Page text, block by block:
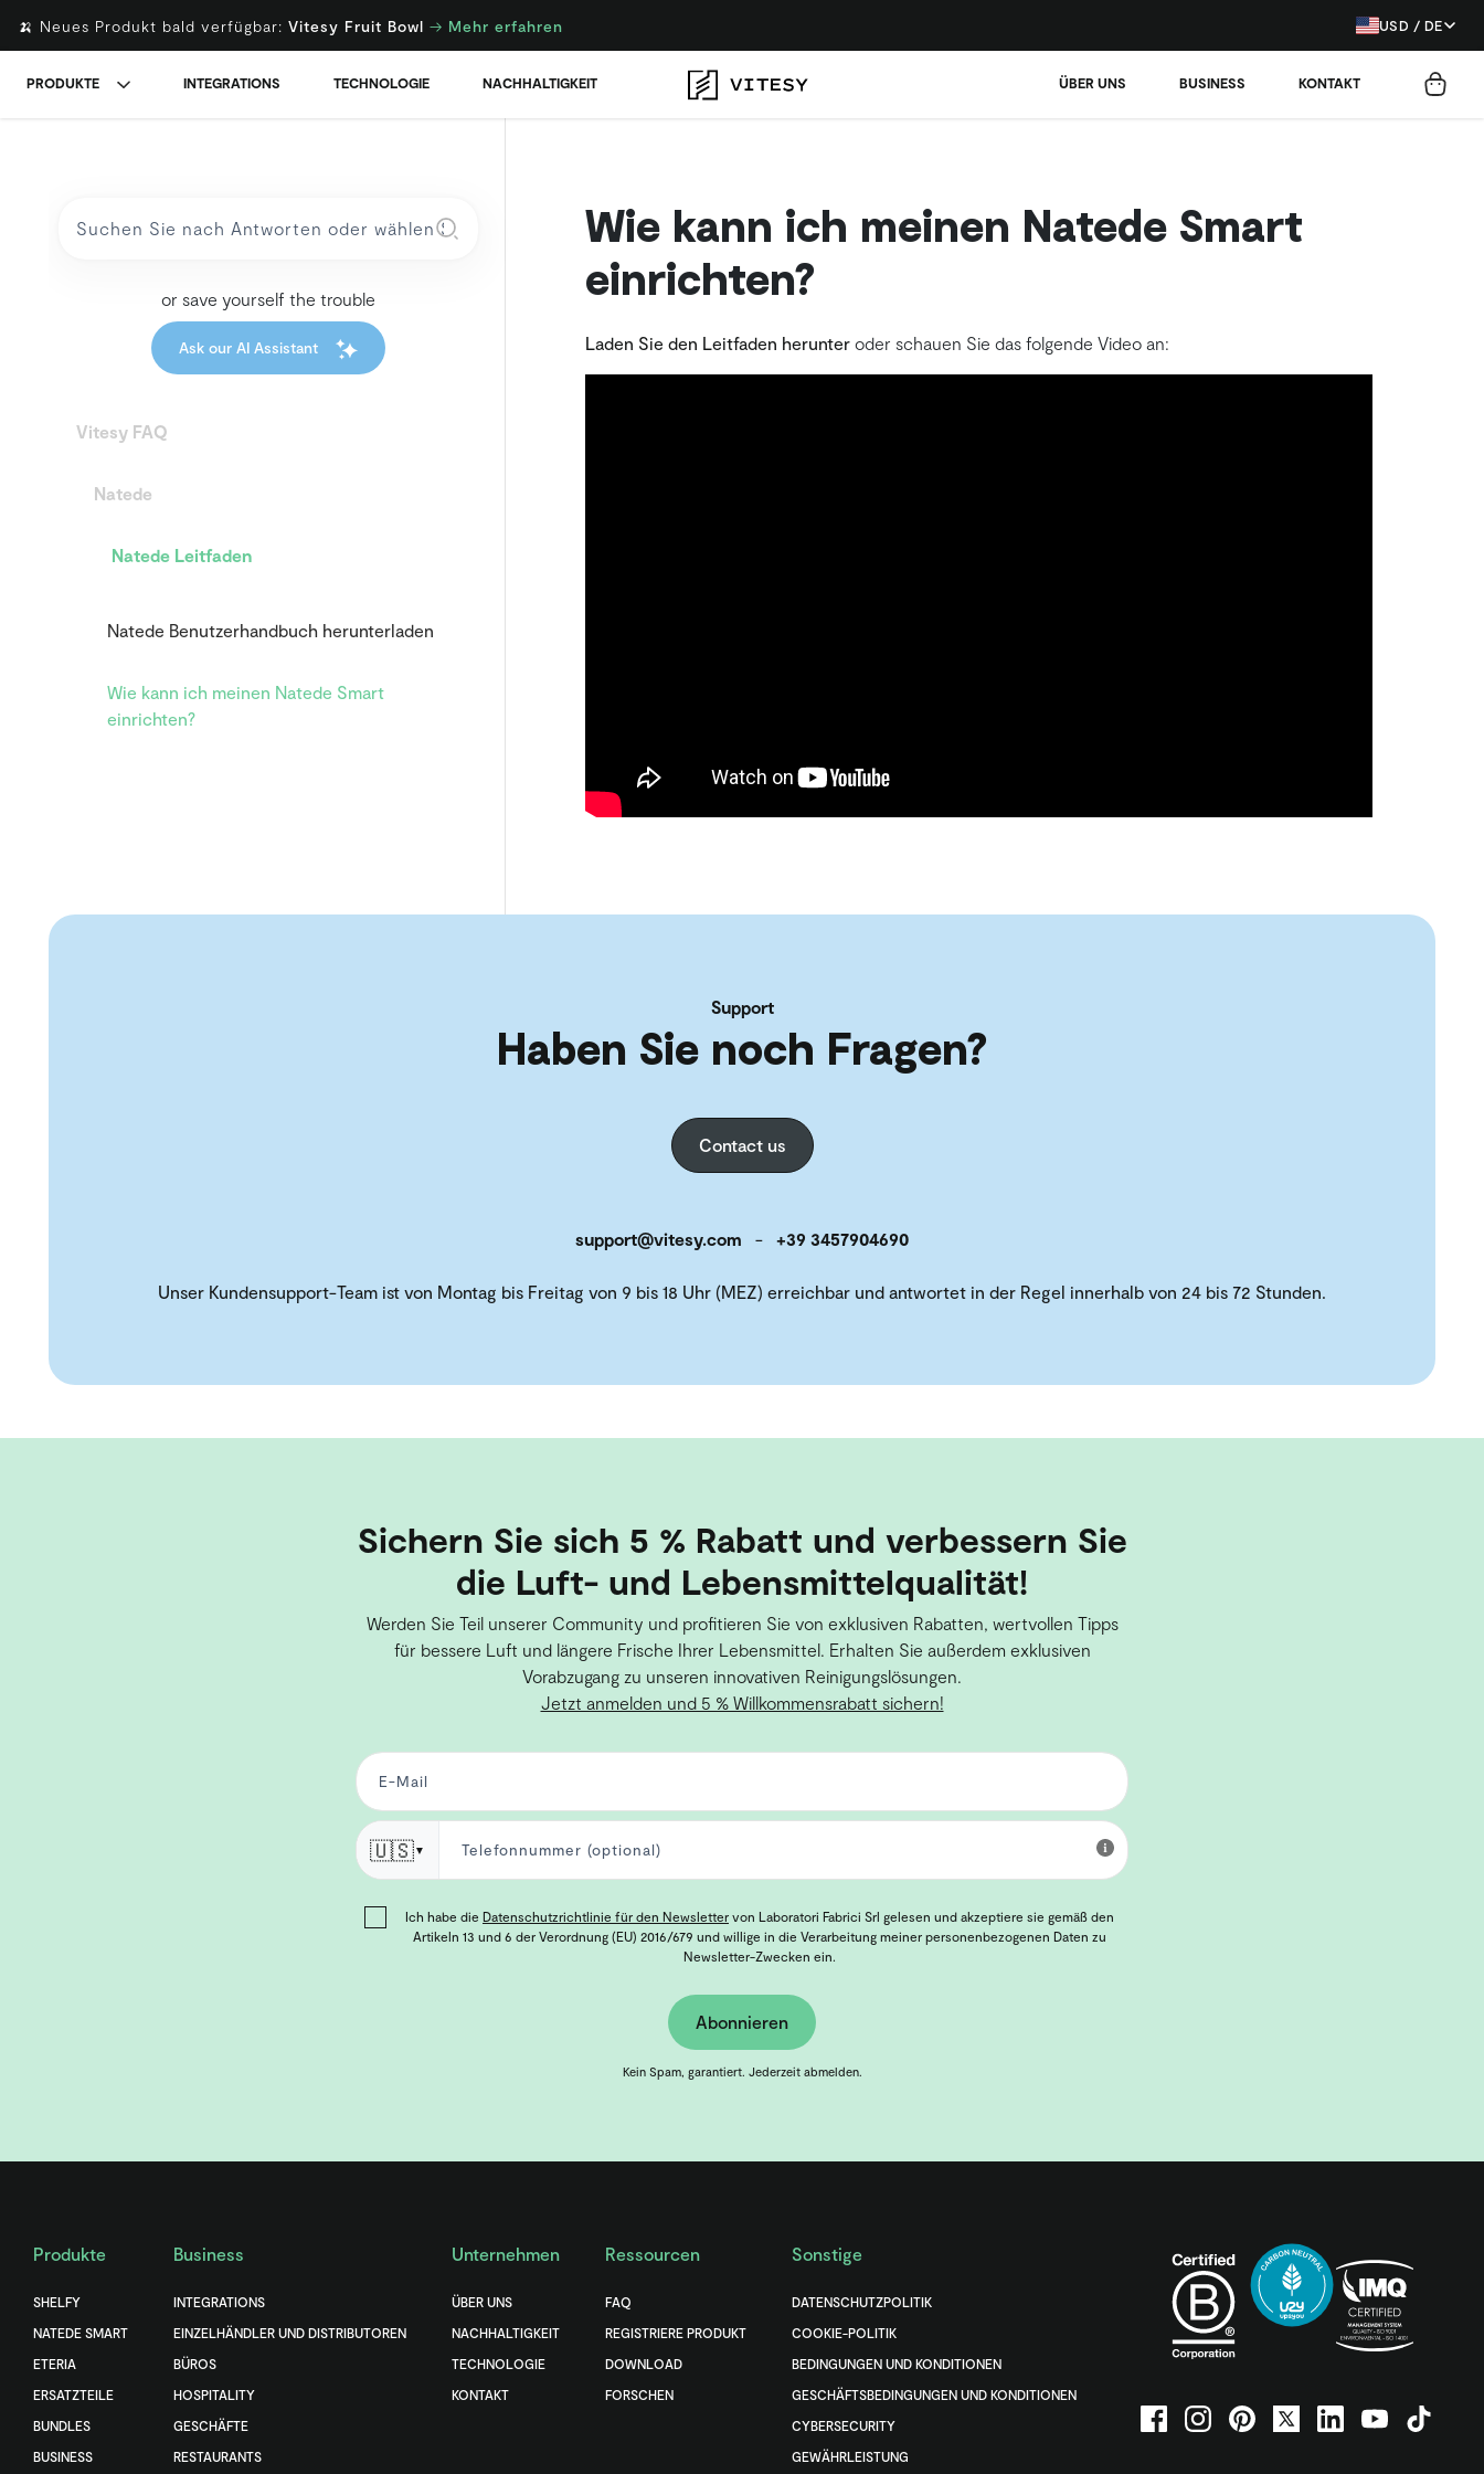
🍌 Neues Produkt bald verfügbar: Vitesy Fruit Bowl → Mehr erfahren USD / DE
PRODUKTE INTEGRATIONS TECHNOLOGIE NACHHALTIGKEIT ÜBER UNS BUSINESS KONTAKT
or save yourself the trouble
Ask our AI Assistant
Vitesy FAQ
Natede
Natede Leitfaden
Natede Benutzerhandbuch herunterladen
Wie kann ich meinen Natede Smart
einrichten?
Wie kann ich meinen Natede Smart
einrichten?
Laden Sie den Leitfaden herunteroder schauen Sie das folgende Video an:
Support
Haben Sie noch Fragen?
Contact us
support@vitesy.com - +39 3457904690
Unser Kundensupport-Team ist von Montag bis Freitag von 9 bis 18 Uhr (MEZ) erreichbar und antwortet in der Regel innerhalb von 24 bis 72 Stunden.
Sichern Sie sich 5 % Rabatt und verbessern Sie
die Luft- und Lebensmittelqualität!
Werden Sie Teil unserer Community und profitieren Sie von exklusiven Rabatten, wertvollen Tipps
für bessere Luft und längere Frische Ihrer Lebensmittel. Erhalten Sie außerdem exklusiven
Vorabzugang zu unseren innovativen Reinigungslösungen.
Jetzt anmelden und 5 % Willkommensrabatt sichern!
🇺🇸▼
Ich habe die Datenschutzrichtlinie für den Newsletter von Laboratori Fabrici Srl gelesen und akzeptiere sie gemäß den
Artikeln 13 und 6 der Verordnung (EU) 2016/679 und willige in die Verarbeitung meiner personenbezogenen Daten zu
Newsletter-Zwecken ein.
Abonnieren
Kein Spam, garantiert. Jederzeit abmelden.
Produkte
SHELFY
NATEDE SMART
ETERIA
ERSATZTEILE
BUNDLES
BUSINESS
Business
INTEGRATIONS
EINZELHÄNDLER UND DISTRIBUTOREN
BÜROS
HOSPITALITY
GESCHÄFTE
RESTAURANTS
Unternehmen
ÜBER UNS
NACHHALTIGKEIT
TECHNOLOGIE
KONTAKT
Ressourcen
FAQ
REGISTRIERE PRODUKT
DOWNLOAD
FORSCHEN
Sonstige
DATENSCHUTZPOLITIK
COOKIE-POLITIK
BEDINGUNGEN UND KONDITIONEN
GESCHÄFTSBEDINGUNGEN UND KONDITIONEN
CYBERSECURITY
GEWÄHRLEISTUNG